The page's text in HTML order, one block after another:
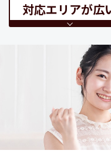
対応エリアが広